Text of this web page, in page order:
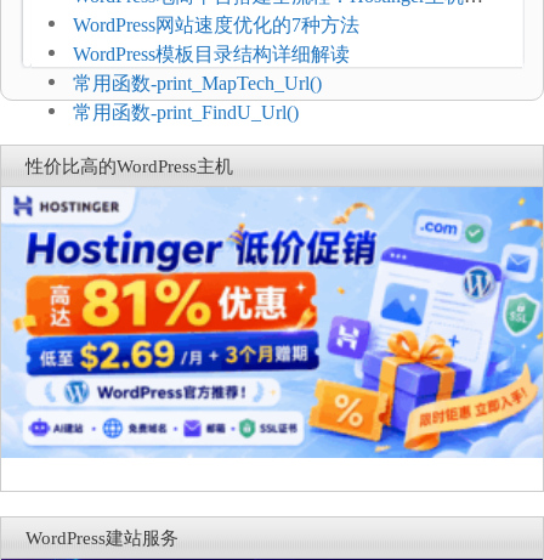
键部署
WordPress网站速度优化的7种方法
WordPress模板目录结构详细解读
常用函数-print_MapTech_Url()
常用函数-print_FindU_Url()
性价比高的WordPress主机
WordPress建站服务